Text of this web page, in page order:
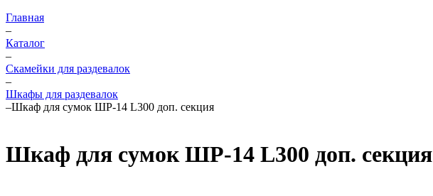
Главная
–
Каталог
–
Скамейки для раздевалок
–
Шкафы для раздевалок
–Шкаф для сумок ШР-14 L300 доп. секция
Шкаф для сумок ШР-14 L300 доп. секция